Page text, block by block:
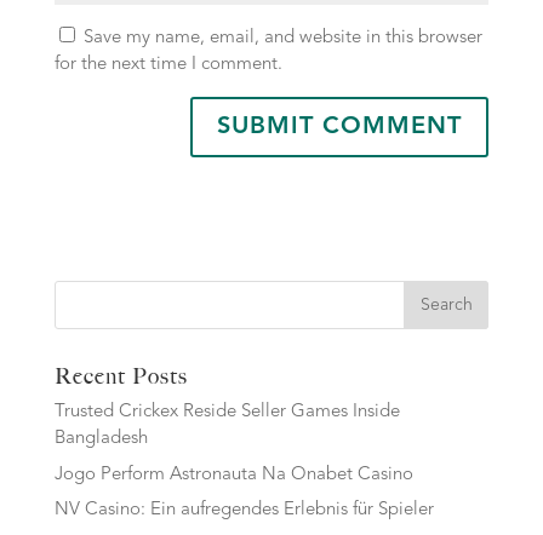
Save my name, email, and website in this browser
for the next time I comment.
Search
Recent Posts
Trusted Crickex Reside Seller Games Inside
Bangladesh
Jogo Perform Astronauta Na Onabet Casino
NV Casino: Ein aufregendes Erlebnis für Spieler